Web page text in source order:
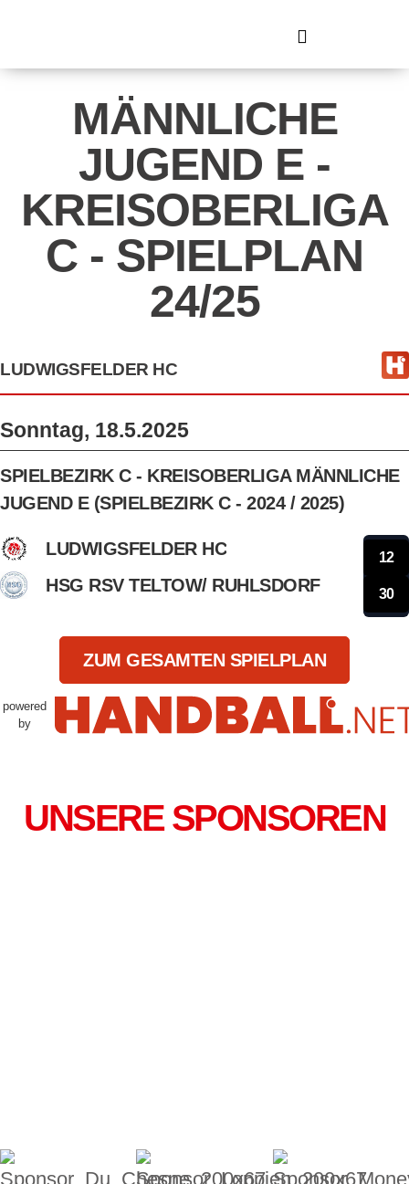
MÄNNLICHE
JUGEND E -
KREISOBERLIGA
C - SPIELPLAN
24/25
LUDWIGSFELDER HC
Sonntag, 18.5.2025
SPIELBEZIRK C - KREISOBERLIGA MÄNNLICHE
JUGEND E (SPIELBEZIRK C - 2024 / 2025)
LUDWIGSFELDER HC
HSG RSV TELTOW/ RUHLSDORF
12
30
ZUM GESAMTEN SPIELPLAN
powered
by
UNSERE SPONSOREN